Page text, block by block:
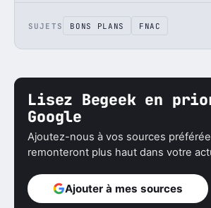
SUJETS BONS PLANS FNAC
Lisez Begeek en
Google
Ajoutez-nous à vos sources
remonteront plus haut dans votre
Ajouter à mes sources